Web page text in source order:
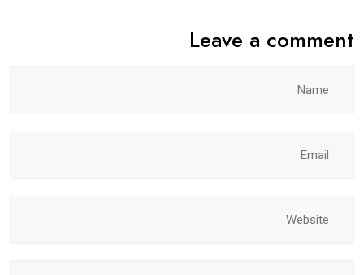
Leave a comment